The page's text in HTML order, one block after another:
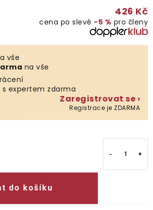
426 Kč
cena po slevě −5 % pro členy
vše
na vše
s expertem zdarma
Zaregistrovat se ›
Registrace je ZDARMA
do košíku